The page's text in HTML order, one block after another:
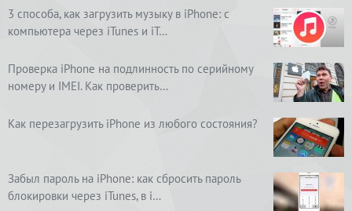
3 способа, как загрузить музыку в iPhone: с
компьютера через iTunes и iT…
Проверка iPhone на подлинность по серийному
номеру и IMEI. Как проверить…
Как перезагрузить iPhone из любого состояния?
Забыл пароль на iPhone: как сбросить пароль
блокировки через iTunes, в i…